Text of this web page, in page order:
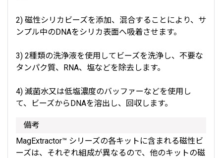
2) 磁性シリカビーズを添加、混合することにより、サ
ンプル中のDNAをシリカ表面へ吸着させます。
3) 2種類の洗浄液を使用してビーズを洗浄し、不要な
タンパク質、RNA、塩などを除去します。
4) 滅菌水又は低塩濃度のバッファーなどを使用し
て、ビーズからDNAを溶出し、回収します。
備考
MagExtractor™ シリーズの各キットに含まれる磁性ビ
ーズは、それぞれ組成が異なるので、他のキットの磁